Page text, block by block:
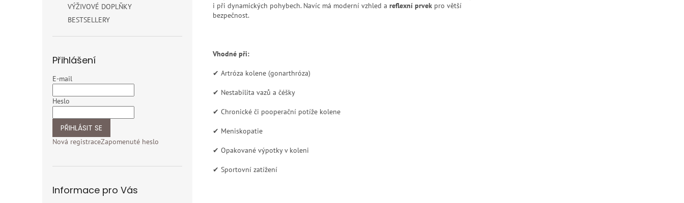
VÝŽIVOVÉ DOPLŇKY
BESTSELLERY
Přihlášení
E-mail
Heslo
PŘIHLÁSIT SE
Nová registraceZapomenuté heslo
Informace pro Vás
i při dynamických pohybech. Navíc má moderní vzhled a reflexní prvek pro větší
bezpečnost.
Vhodné při:
✔ Artróza kolene (gonarthróza)
✔ Nestabilita vazů a čéšky
✔ Chronické či pooperační potíže kolene
✔ Meniskopatie
✔ Opakované výpotky v koleni
✔ Sportovní zatížení